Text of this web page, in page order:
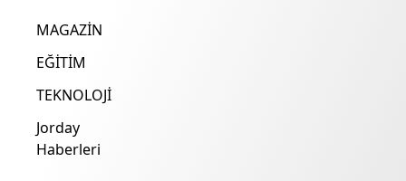
MAGAZİN
EĞİTİM
TEKNOLOJİ
Jorday
Haberleri